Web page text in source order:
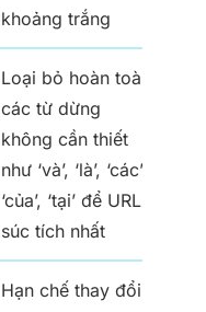
khoảng trắng
Loại bỏ hoàn toàn
các từ dừng
không cần thiết
như ‘và’, ‘là’, ‘các’,
‘của’, ‘tại’ để URL
súc tích nhất
Hạn chế thay đổi